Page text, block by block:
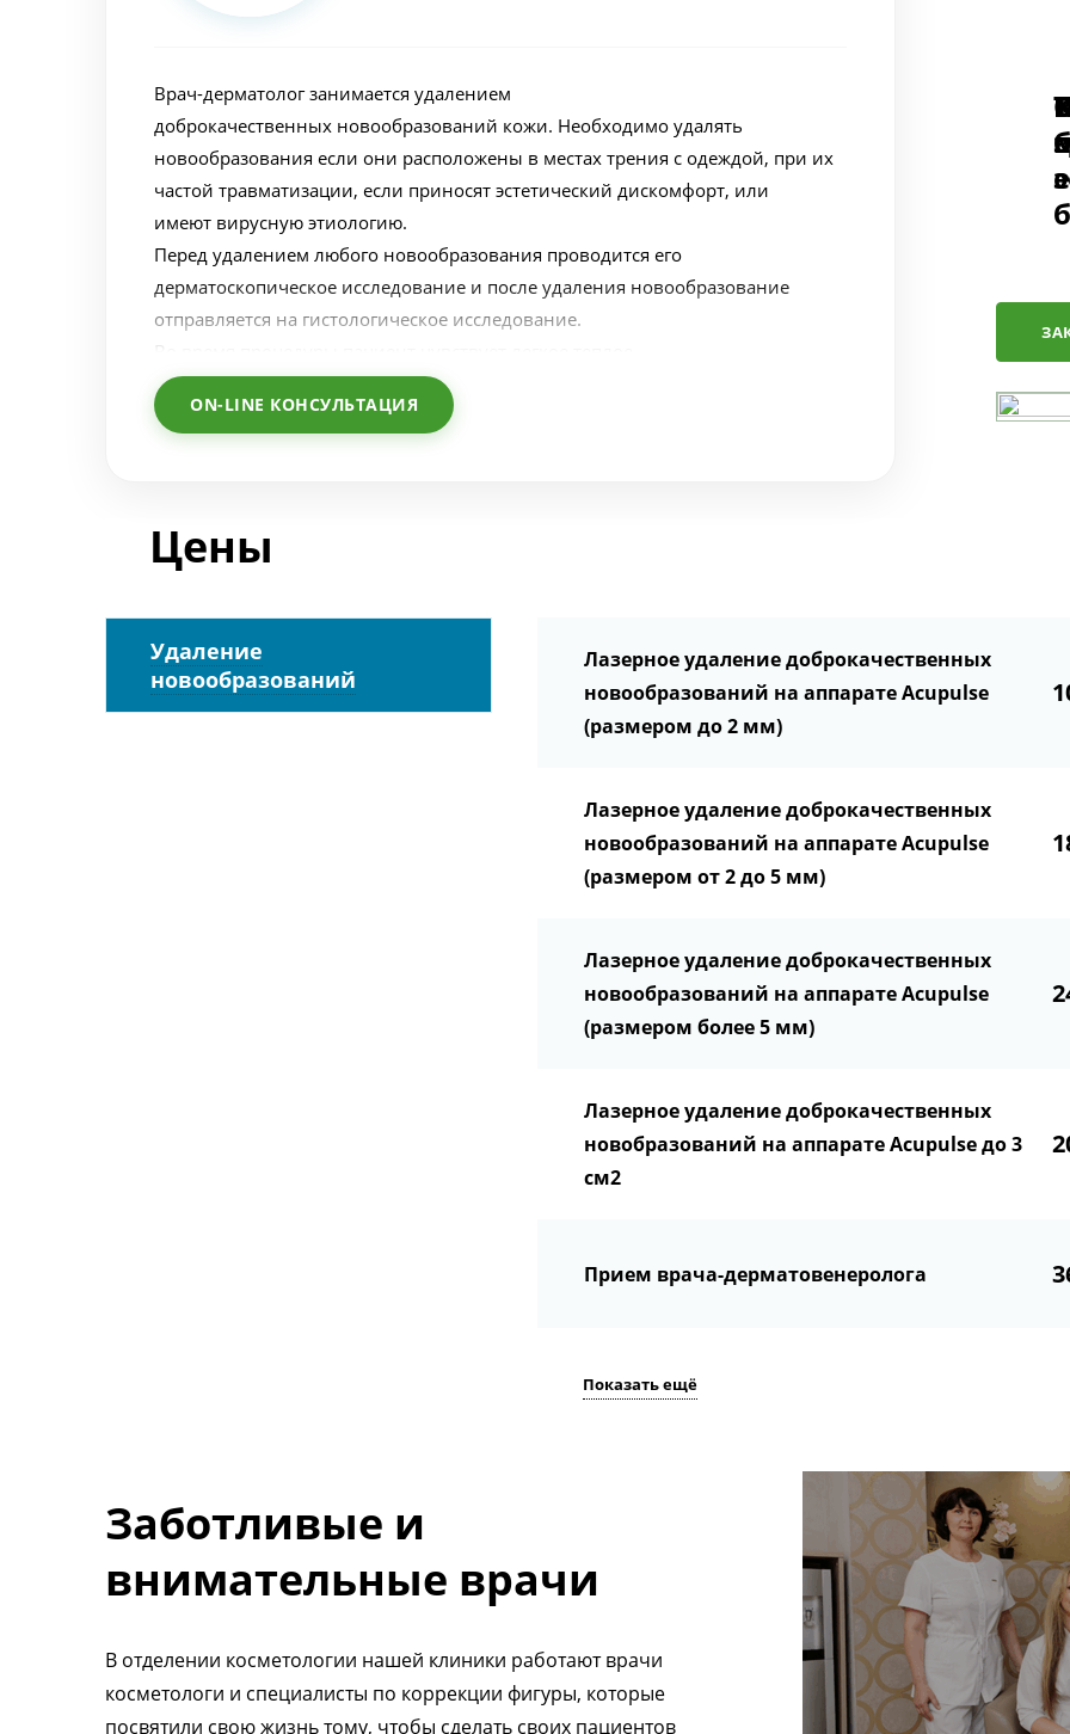
Врач-дерматолог занимается удалением
доброкачественных новообразований кожи. Необходимо удалять
новообразования если они расположены в местах трения с одеждой, при их
частой травматизации, если приносят эстетический дискомфорт, или
имеют вирусную этиологию.
Перед удалением любого новообразования проводится его
дерматоскопическое исследование и после удаления новообразование
отправляется на гистологическое исследование.
Во время процедуры пациент чувствует легкое теплое
покалывание. Индивидуальный подход к каждому пациенту – наше правило.
Мы обязательно найдем подход, чтобы пациент не испытывал страха или
ON-LINE КОНСУЛЬТАЦИЯ
Цены
Удаление
новообразований
Лазерное удаление доброкачественных
новообразований на аппарате Acupulse
(размером до 2 мм)
Лазерное удаление доброкачественных
новообразований на аппарате Acupulse
(размером от 2 до 5 мм)
Лазерное удаление доброкачественных
новообразований на аппарате Acupulse
(размером более 5 мм)
Лазерное удаление доброкачественных
новобразований на аппарате Acupulse до 3
см2
Прием врача-дерматовенеролога
Показать ещё
Заботливые и
внимательные врачи
В отделении косметологии нашей клиники работают врачи
косметологи и специалисты по коррекции фигуры, которые
посвятили свою жизнь тому, чтобы сделать своих пациентов